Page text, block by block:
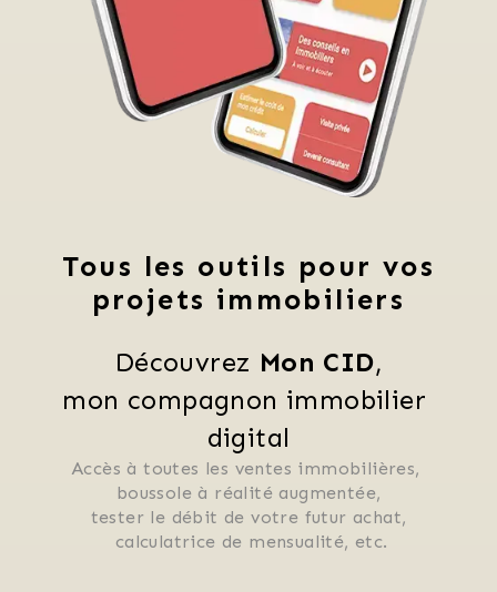
Tous les outils pour vos
projets immobiliers
Découvrez Mon CID,
mon compagnon immobilier
digital
Accès à toutes les ventes immobilières,
boussole à réalité augmentée,
tester le débit de votre futur achat,
calculatrice de mensualité, etc.